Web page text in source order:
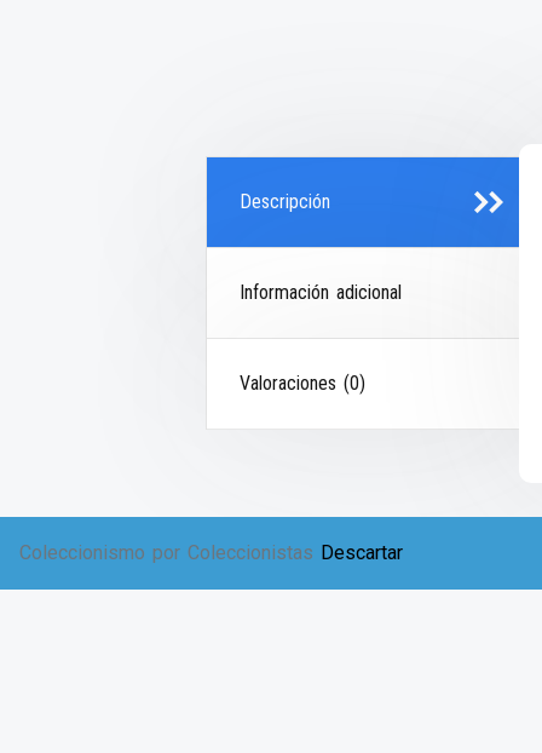
Coleccionismo por Coleccionistas Descartar
Descripción
Información adicional
Valoraciones (0)